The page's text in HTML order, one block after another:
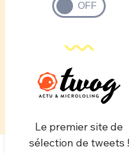
Le premier site de
sélection de tweets !